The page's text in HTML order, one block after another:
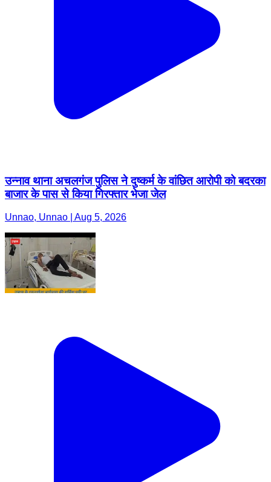
उन्नाव थाना अचलगंज पुलिस ने दुष्कर्म के वांछित आरोपी को बदरका
बाजार के पास से किया गिरफ्तार भेजा जेल
Unnao, Unnao | Aug 5, 2026